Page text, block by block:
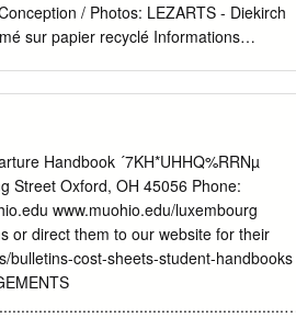
/ Photos: LEZARTS - Diekirch
sur papier recyclé Informations
November huet de Schnii virun der Dir
vun engem Blockheizkraftwierk och
geholl soli ginn. Am Kader vu
Gemeng am Kader vum «Kyoto­ huet
bai, datt 43% manner C02 an
Primar-Energie gebraucht gëtt.
deen d'Gemeng mat der
Handbook ´7KH*UHHQ%RRNµ
Street Oxford, OH 45056 Phone:
www.muohio.edu/luxembourg
or direct them to our website for their
bulletins-cost-sheets-student-handbooks